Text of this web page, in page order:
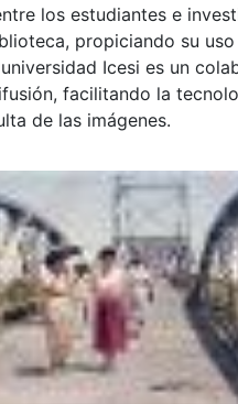
los estudiantes e
propiciando su
Icesi es un
facilitando la
de las imágenes.